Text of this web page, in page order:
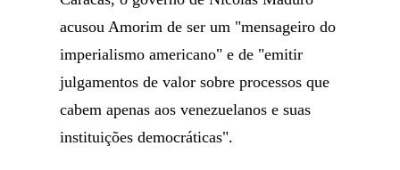
acusou Amorim de ser um "mensageiro do
imperialismo americano" e de "emitir
julgamentos de valor sobre processos que
cabem apenas aos venezuelanos e suas
instituições democráticas".